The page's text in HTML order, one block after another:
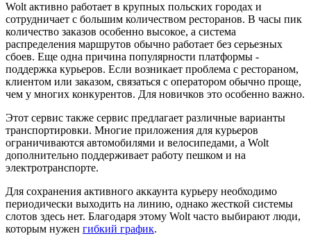
Wolt активно работает в крупных польских городах и
сотрудничает с большим количеством ресторанов. В часы пик
количество заказов особенно высокое, а система
распределения маршрутов обычно работает без серьезных
сбоев. Еще одна причина популярности платформы -
поддержка курьеров. Если возникает проблема с рестораном,
клиентом или заказом, связаться с оператором обычно проще,
чем у многих конкурентов. Для новичков это особенно важно.
Этот сервис также сервис предлагает различные варианты
транспортировки. Многие приложения для курьеров
ограничиваются автомобилями и велосипедами, а Wolt
дополнительно поддерживает работу пешком и на
электротранспорте.
Для сохранения активного аккаунта курьеру необходимо
периодически выходить на линию, однако жесткой системы
слотов здесь нет. Благодаря этому Wolt часто выбирают люди,
которым нужен гибкий график.